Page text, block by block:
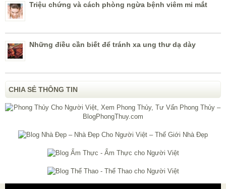
Triệu chứng và cách phòng ngừa bệnh viêm mi mắt
Những điều cần biết để tránh xa ung thư dạ dày
CHIA SẺ THÔNG TIN